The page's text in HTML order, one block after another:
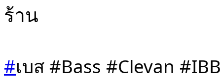
ร้าน
#เบส #Bass #Clevan